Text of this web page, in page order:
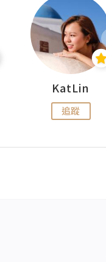
KatLin
追蹤